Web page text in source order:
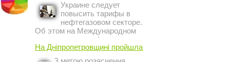
Украине следует
повысить тарифы в
нефтегазовом секторе.
Об этом на Международном
инвестиционном форуме в
Киеве заявил постоянный
представитель МВФ на
На Дніпропетровщині пройшла акція ...